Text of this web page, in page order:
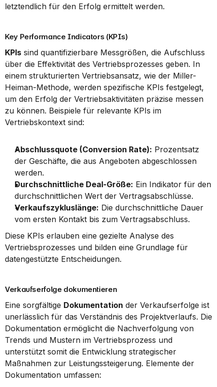
letztendlich für den Erfolg ermittelt werden.
Key Performance Indicators (KPIs)
KPIs sind quantifizierbare Messgrößen, die Aufschluss
über die Effektivität des Vertriebsprozesses geben. In
einem strukturierten Vertriebsansatz, wie der Miller-
Heiman-Methode, werden spezifische KPIs festgelegt,
um den Erfolg der Vertriebsaktivitäten präzise messen
zu können. Beispiele für relevante KPIs im
Vertriebskontext sind:
Abschlussquote (Conversion Rate): Prozentsatz
der Geschäfte, die aus Angeboten abgeschlossen
werden.
Durchschnittliche Deal-Größe: Ein Indikator für den
durchschnittlichen Wert der Vertragsabschlüsse.
Verkaufszykluslänge: Die durchschnittliche Dauer
vom ersten Kontakt bis zum Vertragsabschluss.
Diese KPIs erlauben eine gezielte Analyse des
Vertriebsprozesses und bilden eine Grundlage für
datengestützte Entscheidungen.
Verkaufserfolge dokumentieren
Eine sorgfältige Dokumentation der Verkaufserfolge ist
unerlässlich für das Verständnis des Projektverlaufs. Die
Dokumentation ermöglicht die Nachverfolgung von
Trends und Mustern im Vertriebsprozess und
unterstützt somit die Entwicklung strategischer
Maßnahmen zur Leistungssteigerung. Elemente der
Dokumentation umfassen: